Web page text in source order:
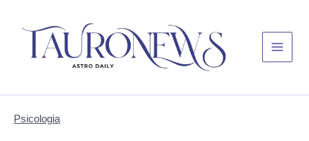
Menu
Psicologia